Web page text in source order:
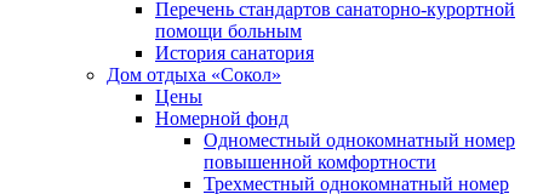
Перечень стандартов санаторно-курортной
помощи больным
История санатория
Дом отдыха «Сокол»
Цены
Номерной фонд
Одноместный однокомнатный номер
повышенной комфортности
Трехместный однокомнатный номер